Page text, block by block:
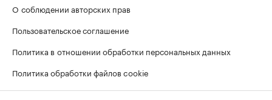
О соблюдении авторских прав
Пользовательское соглашение
Политика в отношении обработки персональных данных
Политика обработки файлов cookie